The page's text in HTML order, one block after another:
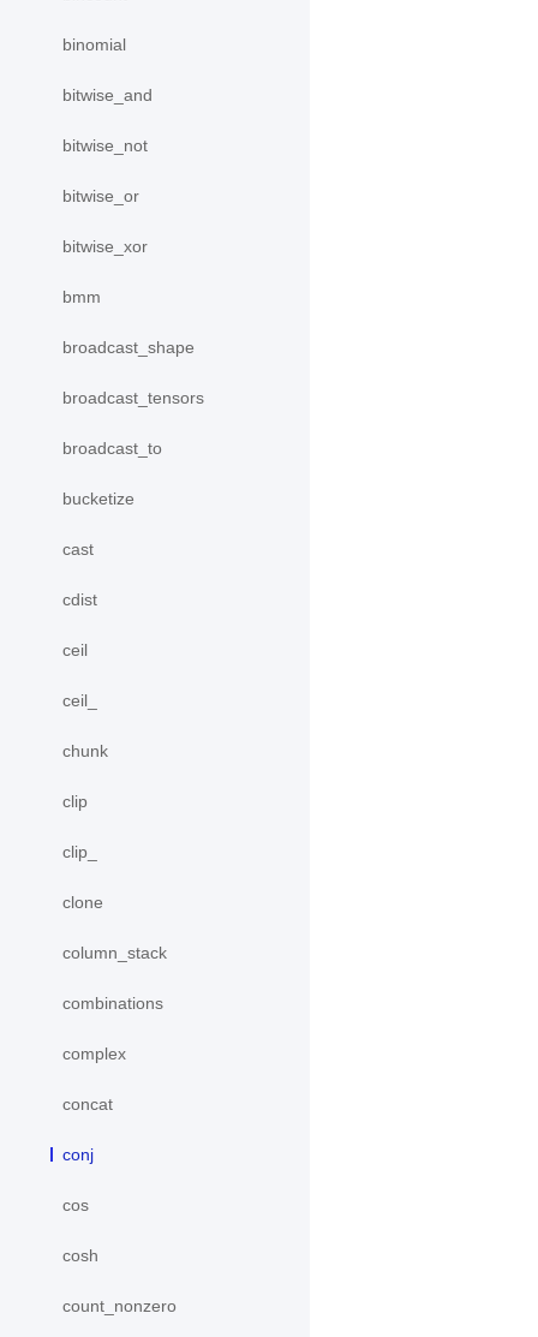
binomial
bitwise_and
bitwise_not
bitwise_or
bitwise_xor
bmm
broadcast_shape
broadcast_tensors
broadcast_to
bucketize
cast
cdist
ceil
ceil_
chunk
clip
clip_
clone
column_stack
combinations
complex
concat
conj
cos
cosh
count_nonzero